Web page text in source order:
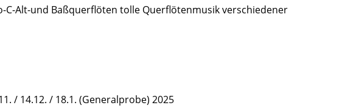
Alt-und Baßquerflöten tolle Querflötenmusik verschiedener
/ 14.12. / 18.1. (Generalprobe) 2025